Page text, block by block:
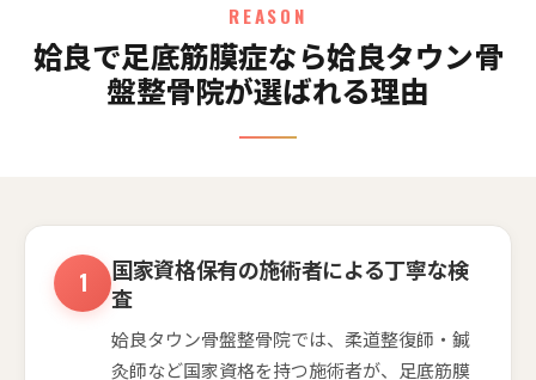
REASON
姶良で足底筋膜症なら姶良タウン骨
盤整骨院が選ばれる理由
国家資格保有の施術者による丁寧な検
査
姶良タウン骨盤整骨院では、柔道整復師・鍼
灸師など国家資格を持つ施術者が、足底筋膜